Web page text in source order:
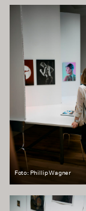
Foto: Phillip Wagner